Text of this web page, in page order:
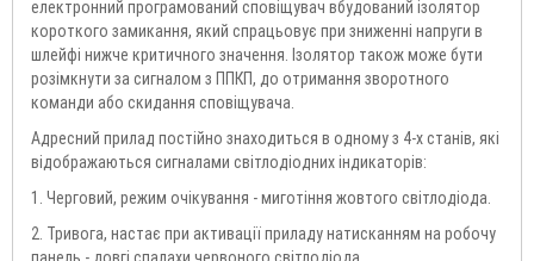
електронний програмований сповіщувач вбудований ізолятор
короткого замикання, який спрацьовує при зниженні напруги в
шлейфі нижче критичного значення. Ізолятор також може бути
розімкнути за сигналом з ППКП, до отримання зворотного
команди або скидання сповіщувача.
Адресний прилад постійно знаходиться в одному з 4-х станів, які
відображаються сигналами світлодіодних індикаторів:
1. Черговий, режим очікування - миготіння жовтого світлодіода.
2. Тривога, настає при активації приладу натисканням на робочу